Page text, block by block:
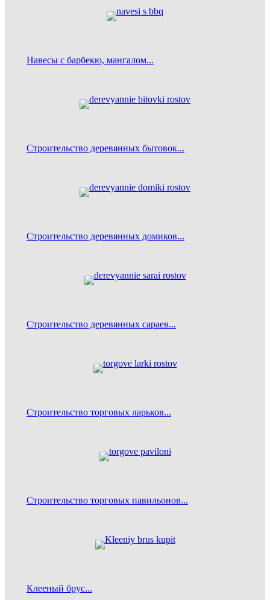
Навесы с барбекю, мангалом...
Строительство деревянных бытовок...
Строительство деревянных домиков...
Строительство деревянных сараев...
Строительство торговых ларьков...
Строительство торговых павильонов...
Клееный брус...